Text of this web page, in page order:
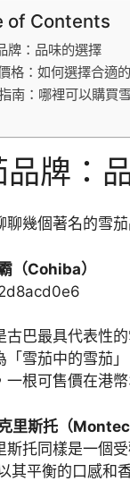
of Contents
牌：品味的選擇
格：如何選擇合適
南：哪裡可以購買
品牌：
聊幾個著名的雪
（Cohiba）
古巴最具代表性
「雪茄中的雪茄
一根可售價在港
里斯托（
斯托同樣是一個
其平衡的口感和